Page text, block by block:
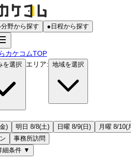
分野から探す ● 日程から探す
カケコムTOP
を選択 エリア: 地域を選択
) 明日 8/8(土) 日曜 8/9(日) 月曜 8/10(
事務所訪問
細条件 ▼